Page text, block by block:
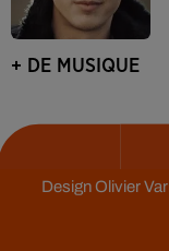
+ DE MUSIQUE
DesignOlivier